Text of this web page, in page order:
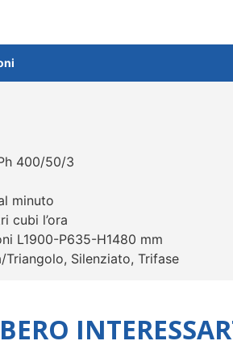
400/50/3
minuto
cubi l’ora
L1900-P635-H1480 mm
Triangolo, Silenziato, Trifase